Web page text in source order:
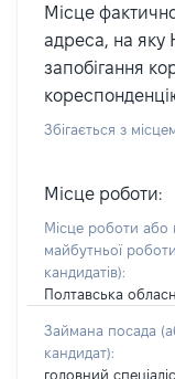
Місце
адреса, на яку
запобігання
Збігається з
Місце роботи:
Місце роботи
майбутньої
кандидатів):
Полтавська
Займана посада
кандидат):
головний